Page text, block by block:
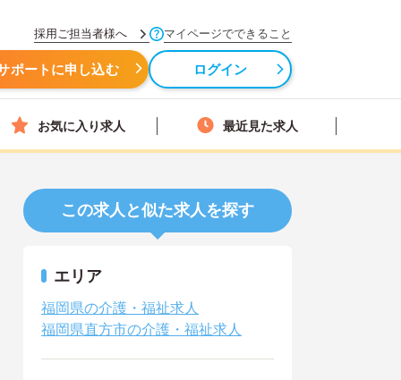
採用ご担当者様へ マイページでできること
ポートに申し込む ログイン
お気に入り求人 最近見た求人
この求人と似た求人を探す
エリア
福岡県の介護・福祉求人
福岡県直方市の介護・福祉求人